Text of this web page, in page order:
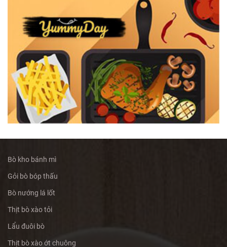
Bò kho bánh mì
Gỏi bò bóp thấu
Bò nướng lá lốt
Thịt bò xào tỏi
Lẩu đuôi bò
Thịt bò xào ớt chuông